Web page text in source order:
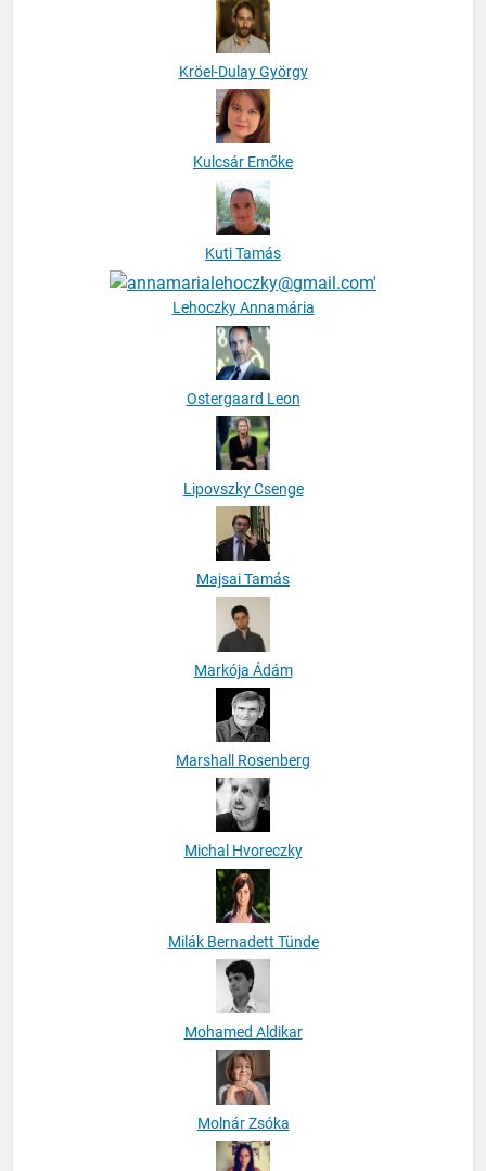
Kröel-Dulay György
Kulcsár Emőke
Kuti Tamás
Lehoczky Annamária
Ostergaard Leon
Lipovszky Csenge
Majsai Tamás
Markója Ádám
Marshall Rosenberg
Michal Hvoreczky
Milák Bernadett Tünde
Mohamed Aldikar
Molnár Zsóka